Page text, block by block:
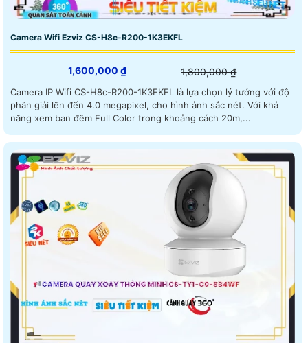
Camera Wifi Ezviz CS-H8c-R200-1K3EKFL
1,600,000 ₫ 1,800,000 ₫
Camera IP Wifi CS-H8c-R200-1K3EKFL là lựa chọn lý tưởng với độ
phân giải lên đến 4.0 megapixel, cho hình ảnh sắc nét. Với khả
năng xem ban đêm Full Color trong khoảng cách 20m,...